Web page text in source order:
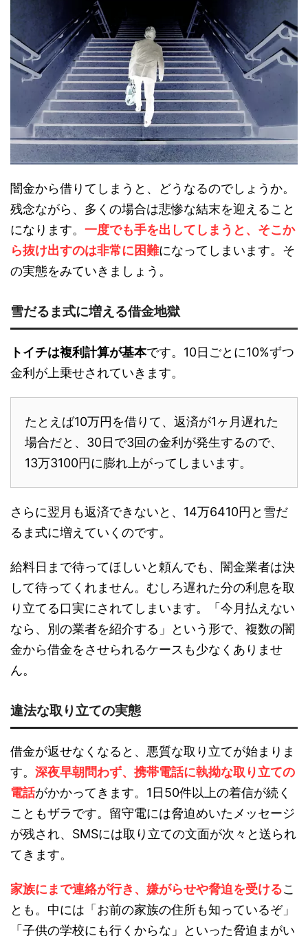
闇金から借りてしまうと、どうなるのでしょうか。
残念ながら、多くの場合は悲惨な結末を迎えること
になります。 一度でも手を出してしまうと、そこか
ら抜け出すのは非常に困難になってしまいます。そ
の実態をみていきましょう。
雪だるま式に増える借金地獄
トイチは複利計算が基本です。10日ごとに10%ずつ
金利が上乗せされていきます。
たとえば10万円を借りて、返済が1ヶ月遅れた
場合だと、30日で3回の金利が発生するので、
13万3100円に膨れ上がってしまいます。
さらに翌月も返済できないと、14万6410円と雪だ
るま式に増えていくのです。
給料日まで待ってほしいと頼んでも、闇金業者は決
して待ってくれません。むしろ遅れた分の利息を取
り立てる口実にされてしまいます。「今月払えない
なら、別の業者を紹介する」という形で、複数の闇
金から借金をさせられるケースも少なくありませ
ん。
違法な取り立ての実態
借金が返せなくなると、悪質な取り立てが始まりま
す。 深夜早朝問わず、携帯電話に執拗な取り立ての
電話がかかってきます。1日50件以上の着信が続く
こともザラです。留守電には脅迫めいたメッセージ
が残され、SMSには取り立ての文面が次々と送られ
てきます。
家族にまで連絡が行き、嫌がらせや脅迫を受けるこ
とも。中には「お前の家族の住所も知っているぞ」
「子供の学校にも行くからな」といった脅迫まがい